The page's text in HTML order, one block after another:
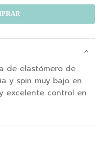
de elastómero de
y spin muy bajo en
excelente control en